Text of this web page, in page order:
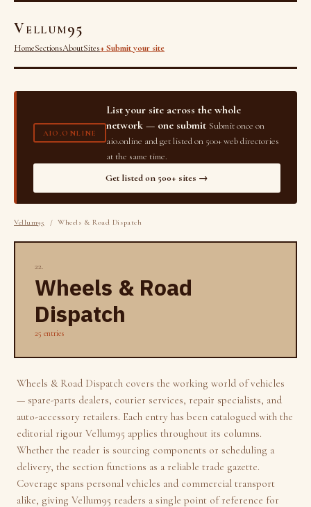
Vellum95
HomeSectionsAboutSites+ Submit your site
AIO.ONLINE
List your site across the whole
network — one submit Submit once on
aio.online and get listed on 500+ web directories
at the same time.
Get listed on 500+ sites →
Vellum95 / Wheels & Road Dispatch
22.
Wheels & Road
Dispatch
25 entries
Wheels & Road Dispatch covers the working world of vehicles
— spare-parts dealers, courier services, repair specialists, and
auto-accessory retailers. Each entry has been catalogued with the
editorial rigour Vellum95 applies throughout its columns.
Whether the reader is sourcing components or scheduling a
delivery, the section functions as a reliable trade gazette.
Coverage spans personal vehicles and commercial transport
alike, giving Vellum95 readers a single point of reference for